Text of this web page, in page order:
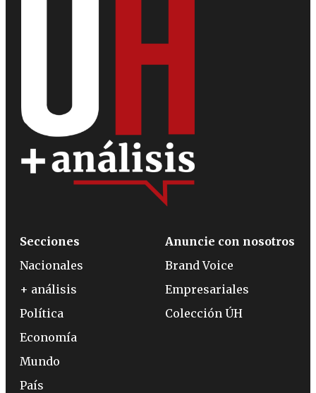
Secciones
Nacionales
+ análisis
Política
Economía
Mundo
País
Anuncie con nosotros
Brand Voice
Empresariales
Colección ÚH